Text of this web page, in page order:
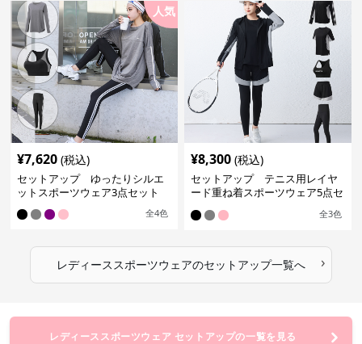
人気
¥7,620 (税込)
セットアップ ゆったりシルエ
ットスポーツウェア3点セット
全4色
¥8,300 (税込)
セットアップ テニス用レイヤ
ード重ね着スポーツウェア5点セ
全3色
レディーススポーツウェアのセットアップ一覧へ ›
レディーススポーツウェア セットアップの一覧を見る